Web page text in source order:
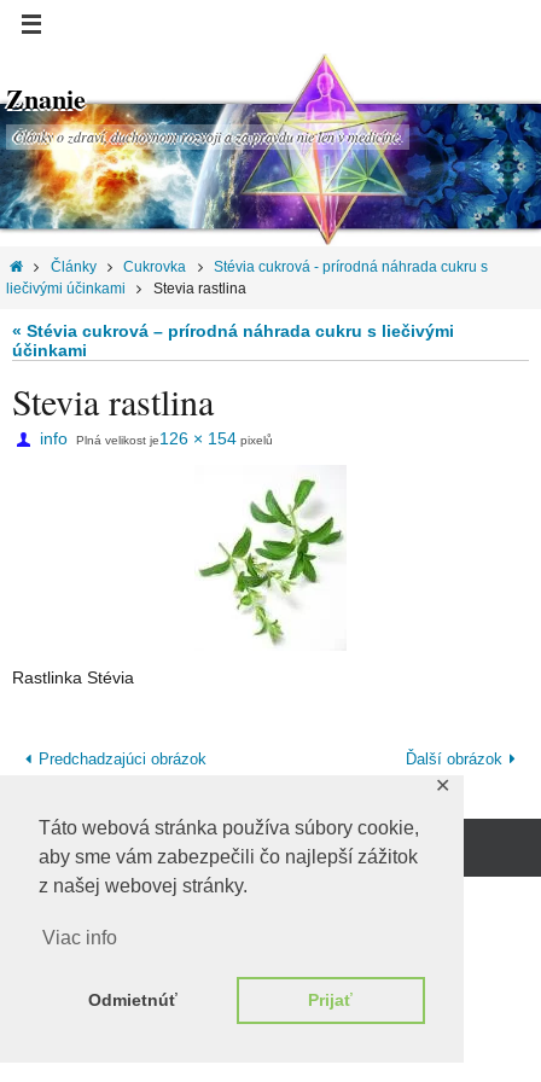
Táto webová stránka používa súbory cookie,
aby sme vám zabezpečili čo najlepší zážitok
z našej webovej stránky.
Viac info
Odmietnúť Prijať
✕
Znanie
Články o zdraví, duchovnom rozvoji a za pravdu nie len v medicíne.
Články Cukrovka
Stévia cukrová - prírodná náhrada cukru s
liečivými účinkami
Stevia rastlina
« Stévia cukrová – prírodná náhrada cukru s liečivými
účinkami
Stevia rastlina
info Plná velikost je126 × 154 pixelů
Rastlinka Stévia
Predchadzajúci obrázok Ďalší obrázok
Beží na WordPress.